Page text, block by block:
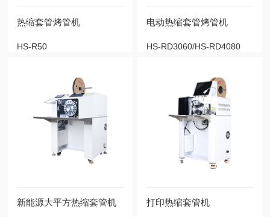
热缩套管烤管机
HS-R50
电动热缩套管烤管机
HS-RD3060/HS-RD4080
新能源大平方热缩套管机 打印热缩套管机